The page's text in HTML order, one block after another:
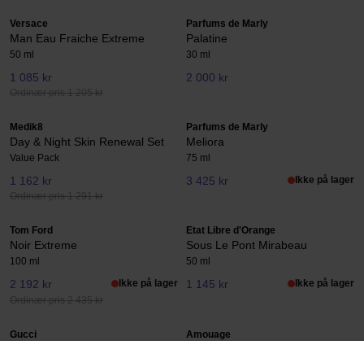
Versace
Man Eau Fraiche Extreme
50 ml
1 085 kr
Ordinær pris 1 205 kr
Parfums de Marly
Palatine
30 ml
2 000 kr
Medik8
Day & Night Skin Renewal Set
Value Pack
1 162 kr
Ordinær pris 1 291 kr
Parfums de Marly
Meliora
75 ml
3 425 kr Ikke på lager
Tom Ford
Noir Extreme
100 ml
2 192 kr
Ordinær pris 2 435 kr
Ikke på lager
Etat Libre d'Orange
Sous Le Pont Mirabeau
50 ml
1 145 kr Ikke på lager
Gucci Amouage